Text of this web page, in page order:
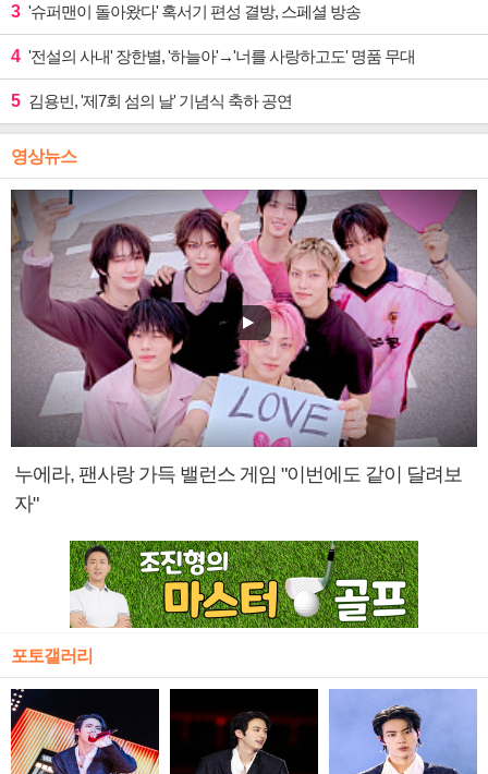
3 '슈퍼맨이 돌아왔다' 혹서기 편성 결방, 스페셜 방송
4 '전설의 사내' 장한별, '하늘아'→'너를 사랑하고도' 명품 무대
5 김용빈, '제7회 섬의 날' 기념식 축하 공연
영상뉴스
누에라, 팬사랑 가득 밸런스 게임 "이번에도 같이 달려보
자"
포토갤러리